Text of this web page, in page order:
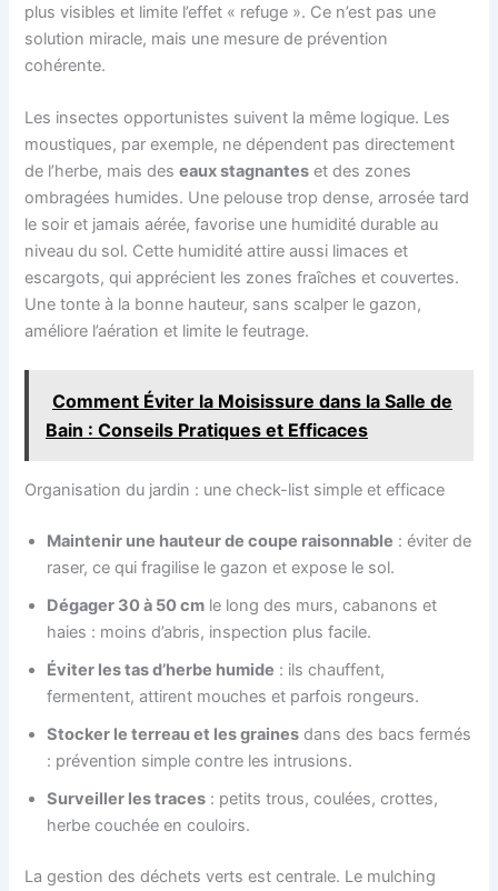
plus visibles et limite l’effet « refuge ». Ce n’est pas une
solution miracle, mais une mesure de prévention
cohérente.
Les insectes opportunistes suivent la même logique. Les
moustiques, par exemple, ne dépendent pas directement
de l’herbe, mais deseaux stagnantes et des zones
ombragées humides. Une pelouse trop dense, arrosée tard
le soir et jamais aérée, favorise une humidité durable au
niveau du sol. Cette humidité attire aussi limaces et
escargots, qui apprécient les zones fraîches et couvertes.
Une tonte à la bonne hauteur, sans scalper le gazon,
améliore l’aération et limite le feutrage.
Comment Éviter la Moisissure dans la Salle de
Bain : Conseils Pratiques et Efficaces
Organisation du jardin : une check-list simple et efficace
Maintenir une hauteur de coupe raisonnable : éviter de
raser, ce qui fragilise le gazon et expose le sol.
Dégager 30 à 50 cm le long des murs, cabanons et
haies : moins d’abris, inspection plus facile.
Éviter les tas d’herbe humide : ils chauffent,
fermentent, attirent mouches et parfois rongeurs.
Stocker le terreau et les graines dans des bacs fermés
: prévention simple contre les intrusions.
Surveiller les traces : petits trous, coulées, crottes,
herbe couchée en couloirs.
La gestion des déchets verts est centrale. Le mulching